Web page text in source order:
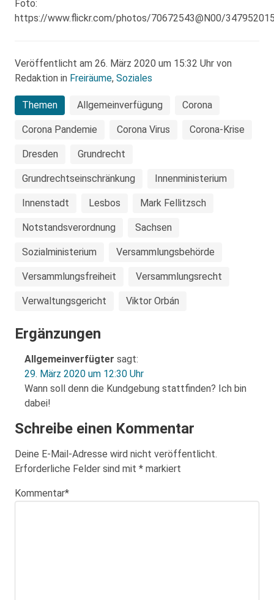
Foto:
https://www.flickr.com/photos/70672543@N00/
Veröffentlicht am 26. März 2020 um 15:32 Uhr von
Redaktion in Freiräume, Soziales
Themen Allgemeinverfügung Corona
Corona Pandemie Corona Virus Corona-Krise
Dresden Grundrecht
Grundrechtseinschränkung Innenministerium
Innenstadt Lesbos Mark Fellitzsch
Notstandsverordnung Sachsen
Sozialministerium Versammlungsbehörde
Versammlungsfreiheit Versammlungsrecht
Verwaltungsgericht Viktor Orbán
Ergänzungen
Allgemeinverfügter sagt:
29. März 2020 um 12:30 Uhr
Wann soll denn die Kundgebung stattfinden? Ich bin
dabei!
Schreibe einen Kommentar
Deine E-Mail-Adresse wird nicht veröffentlicht.
Erforderliche Felder sind mit * markiert
Kommentar*